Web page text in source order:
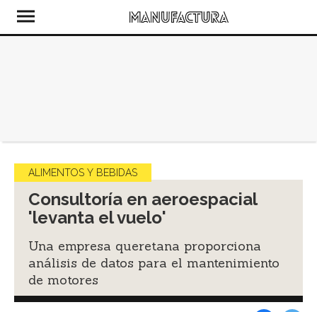
ALIMENTOS Y BEBIDAS
Consultoría en aeroespacial
'levanta el vuelo'
Una empresa queretana proporciona
análisis de datos para el mantenimiento
de motores